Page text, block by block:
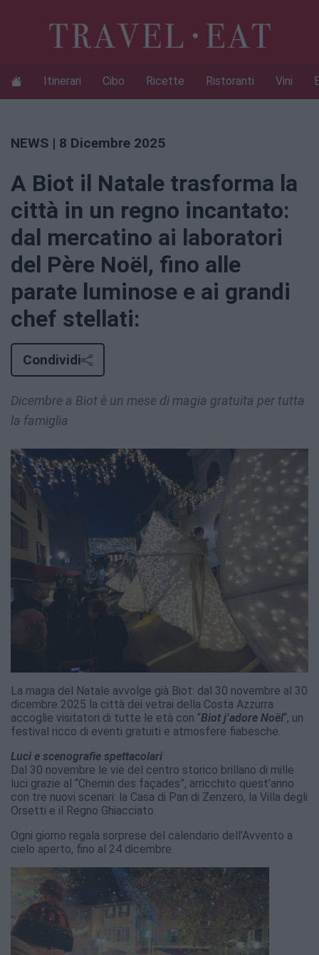
Itinerari Cibo Ricette Ristoranti Vini
NEWS | 8 Dicembre 2025
A Biot il Natale trasforma la
città in un regno incantato:
dal mercatino ai laboratori
del Père Noël, fino alle
parate luminose e ai grandi
chef stellati:
Condividi
Dicembre a Biot è un mese di magia gratuita per tutta
la famiglia
La magia del Natale avvolge già Biot: dal 30 novembre al 30
dicembre 2025 la città dei vetrai della Costa Azzurra
accoglie visitatori di tutte le età con “Biot j’adore Noël“, un
festival ricco di eventi gratuiti e atmosfere fiabesche.
Luci e scenografie spettacolari
Dal 30 novembre le vie del centro storico brillano di mille
luci grazie al “Chemin des façades”, arricchito quest’anno
con tre nuovi scenari: la Casa di Pan di Zenzero, la Villa degli
Orsetti e il Regno Ghiacciato.
Ogni giorno regala sorprese del calendario dell’Avvento a
cielo aperto, fino al 24 dicembre.